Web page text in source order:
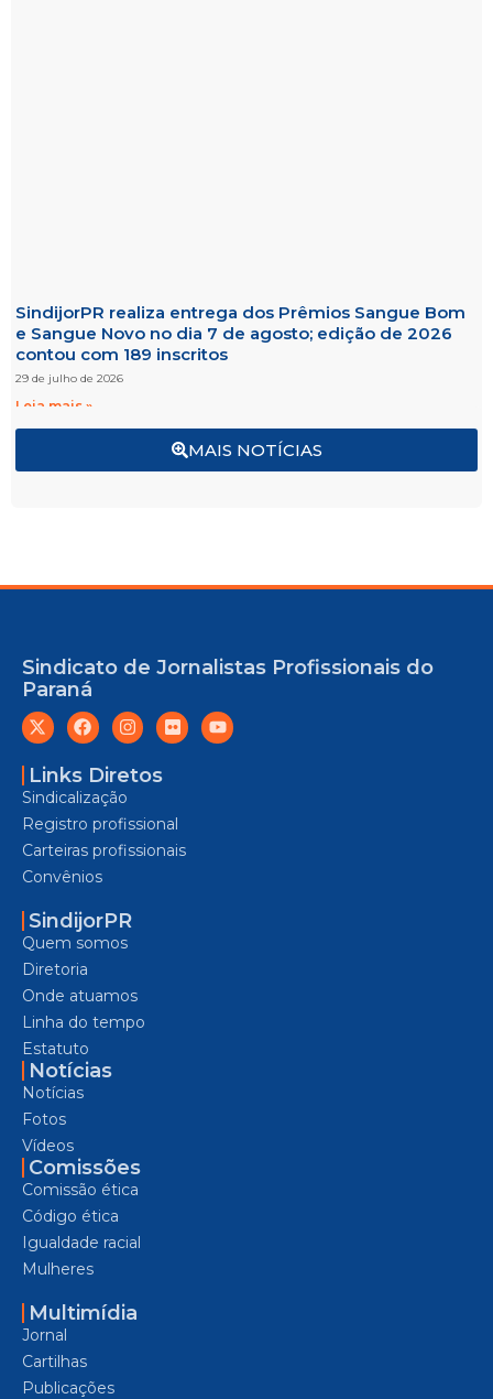
MAIS NOTÍCIAS
SindijorPR realiza entrega dos Prêmios Sangue Bom
e Sangue Novo no dia 7 de agosto; edição de 2026
contou com 189 inscritos
29 de julho de 2026
Leia mais »
Sindicato de Jornalistas Profissionais do
Paraná
Links Diretos
Sindicalização
Registro profissional
Carteiras profissionais
Convênios
SindijorPR
Quem somos
Diretoria
Onde atuamos
Linha do tempo
Estatuto
Notícias
Notícias
Fotos
Vídeos
Comissões
Comissão ética
Código ética
Igualdade racial
Mulheres
Multimídia
Jornal
Cartilhas
Publicações